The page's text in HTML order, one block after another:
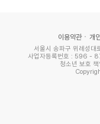
이용약관 개
서울시 송파구 위례성대
사업자등록번호 : 596 -
청소년 보호